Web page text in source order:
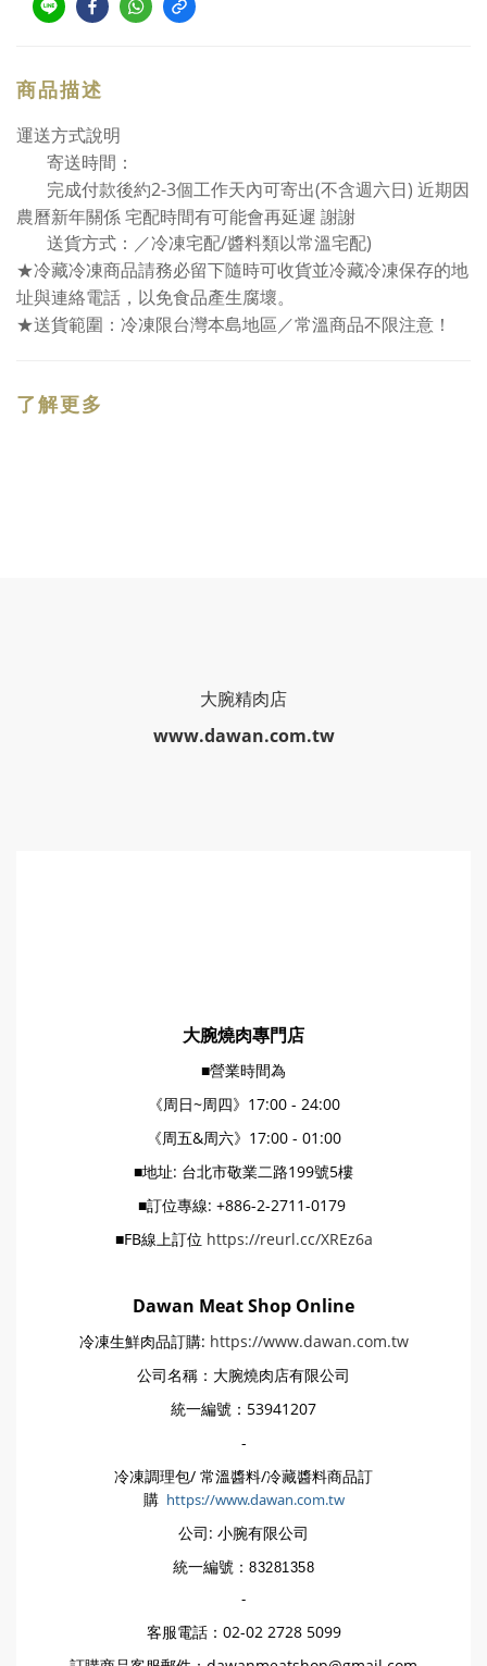
商品描述
運送方式說明
寄送時間：
完成付款後約2-3個工作天內可寄出(不含週六日 ) 近期因
農曆新年關係 宅配時間有可能會再延遲 謝謝
送貨方式：／冷凍宅配/醬料類以常溫宅配)
★冷藏冷凍商品請務必留下隨時可收貨並冷藏冷凍保存的地
址與連絡電話，以免食品產生腐壞。
★送貨範圍：冷凍限台灣本島地區／常溫商品不限注意！
了解更多
大腕精肉店
www.dawan.com.tw
大腕燒肉專門店
■營業時間為
《周日~周四》17:00 - 24:00
《周五&周六》17:00 - 01:00
■地址: 台北市敬業二路199號5樓
■訂位專線: +886-2-2711-0179
■FB線上訂位 https://reurl.cc/XREz6a
Dawan Meat Shop Online
冷凍生鮮肉品訂購: https://www.dawan.com.tw
公司名稱：大腕燒肉店有限公司
統一編號：53941207
-
冷凍調理包/ 常溫醬料/冷藏醬料商品訂
購 https://www.dawan.com.tw
公司: 小腕有限公司
統一編號： 83281358
-
客服電話：02-02 2728 5099